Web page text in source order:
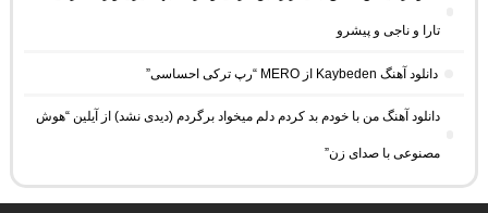
تارا و ناجی و پیشرو
دانلود آهنگ Kaybeden از MERO “رپ ترکی احساسی”
دانلود آهنگ من با خودم بد کردم دلم میخواد برگردم (دیدی نشد) از آیلین “هوش
مصنوعی با صدای زن”